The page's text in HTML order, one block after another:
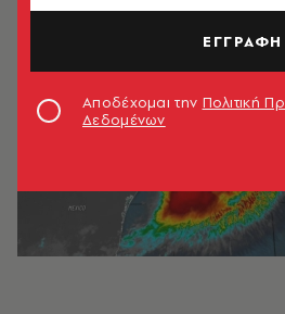
ΕΓΓΡΑΦΗ
Αποδέχομαι την Πολιτική
Δεδομένων